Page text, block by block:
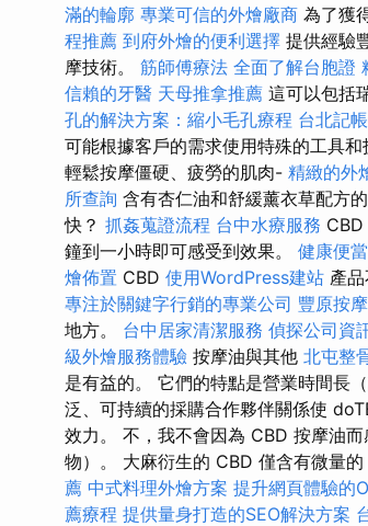
滿的輪廓 專業可信的外燴廠商 為了獲
程推薦 到府外燴的便利選擇 提供經驗
摩技術。 筋師傅療法 全面了解台胞證
信賴的牙醫 天母推拿推薦 這可以包括
孔的解決方案：縮小毛孔療程 台北記
可能根據客戶的需求使用特殊的工具
輕鬆按摩僵硬、疲勞的肌肉- 精緻的外
所查詢 含有杏仁油和舒緩薰衣草配方的
快？ 抓姦蒐證流程 台中水療服務 CBD
鐘到一小時即可感受到效果。 健康便
燴佈置 CBD 使用WordPress建站 產品
專注於關鍵字行銷的專業公司 豐原按
地方。 台中居家清潔服務 偵探公司資
級外燴服務體驗 按摩油與其他 北屯整
是有益的。 它們的特點是營業時間長
泛、可持續的採購合作夥伴關係使
效力。 不，我不會因為 CBD 按摩油
物）。 大麻衍生的 CBD 僅含有微量
薦 中式料理外燴方案 提升網頁體驗的
薦療程 提供量身打造的SEO解決方案